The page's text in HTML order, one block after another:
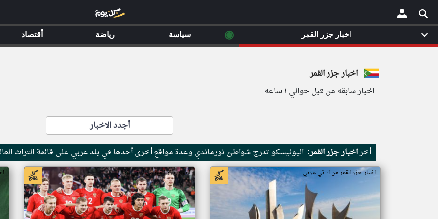
×
اخبار جزر القمر
اخبار سابقه من قبل حوالي ١ ساعة
أجدد الاخبار
أخراخبار جزر القمر: اليونيسكو تدرج شواطئ نورماندي وعدة مواقع أخرى أحدها في بلد عربي على قائمة التراث
اخبار جزر القمر من ار تي عربي اخبار جزر القمر من ار تي عربي
اخبار جزر القمر ◉ سياسة رياضة أقتصاد